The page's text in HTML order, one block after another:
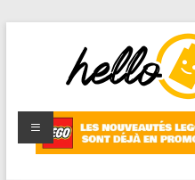
HelloBricks
Blog LEGO,
nouveaut�s